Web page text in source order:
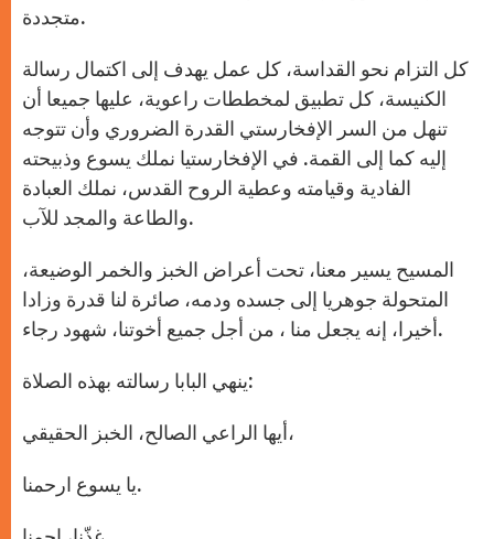
متجددة.
كل التزام نحو القداسة، كل عمل يهدف إلى اكتمال رسالة
الكنيسة، كل تطبيق لمخططات راعوية، عليها جميعا أن
تنهل من السر الإفخارستي القدرة الضروري وأن تتوجه
إليه كما إلى القمة. في الإفخارستيا نملك يسوع وذبيحته
الفادية وقيامته وعطية الروح القدس، نملك العبادة
والطاعة والمجد للآب.
المسيح يسير معنا، تحت أعراض الخبز والخمر الوضيعة،
المتحولة جوهريا إلى جسده ودمه، صائرة لنا قدرة وزادا
أخيرا، إنه يجعل منا ، من أجل جميع أخوتنا، شهود رجاء.
ينهي البابا رسالته بهذه الصلاة:
أيها الراعي الصالح، الخبز الحقيقي،
يا يسوع ارحمنا.